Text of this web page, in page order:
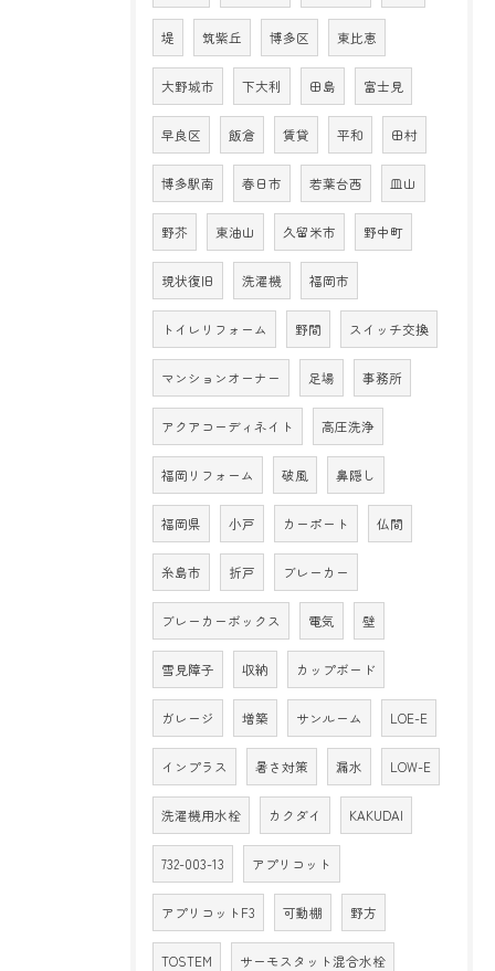
堤 筑紫丘 博多区 東比恵
大野城市 下大利 田島 富士見
早良区 飯倉 賃貸 平和 田村
博多駅南 春日市 若葉台西 皿山
野芥 東油山 久留米市 野中町
現状復旧 洗濯機 福岡市
トイレリフォーム 野間 スイッチ交換
マンションオーナー 足場 事務所
アクアコーディネイト 高圧洗浄
福岡リフォーム 破風 鼻隠し
福岡県 小戸 カーポート 仏間
糸島市 折戸 ブレーカー
ブレーカーボックス 電気 壁
雪見障子 収納 カップボード
ガレージ 増築 サンルーム LOE-E
インプラス 暑さ対策 漏水 LOW-E
洗濯機用水栓 カクダイ KAKUDAI
732-003-13 アプリコット
アプリコットF3 可動棚 野方
TOSTEM サーモスタット混合水栓